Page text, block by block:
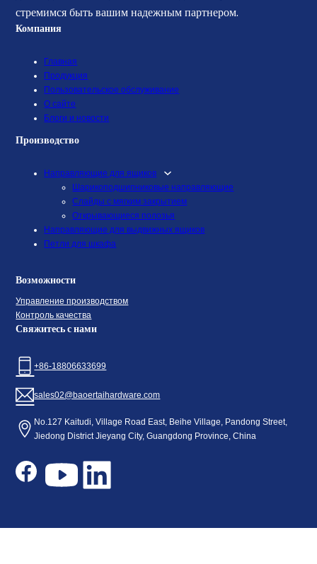
стремимся быть вашим надежным партнером.
Компания
Главная
Продукция
Пользовательское обслуживание
О сайте
Блоги и новости
Производство
Направляющие для ящиков
Шарикоподшипниковые направляющие
Слайды с мягким закрытием
Открывающиеся полозья
Направляющие для выдвижных ящиков
Петли для шкафа
Возможности
Управление производством
Контроль качества
Свяжитесь с нами
+86-18806633699
sales02@baoertaihardware.com
No.127 Kaitudi, Village Road East, Beihe Village, Pandong Street,
Jiedong District Jieyang City, Guangdong Province, China